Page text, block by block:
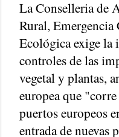
La Conselleria de
Rural,
Ecológica exige la
controles de las
vegetal y plantas,
europea que
puertos europeos
entrada de nuevas